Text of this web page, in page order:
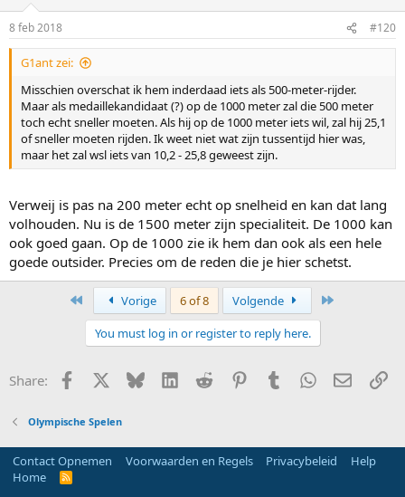
n
s
:
8 feb 2018 #120
G1ant zei:
Misschien overschat ik hem inderdaad iets als 500-meter-rijder.
Maar als medaillekandidaat (?) op de 1000 meter zal die 500 meter
toch echt sneller moeten. Als hij op de 1000 meter iets wil, zal hij 25,1
of sneller moeten rijden. Ik weet niet wat zijn tussentijd hier was,
maar het zal wsl iets van 10,2 - 25,8 geweest zijn.
Verweij is pas na 200 meter echt op snelheid en kan dat lang
volhouden. Nu is de 1500 meter zijn specialiteit. De 1000 kan
ook goed gaan. Op de 1000 zie ik hem dan ook als een hele
goede outsider. Precies om de reden die je hier schetst.
Vorige 6 of 8 Volgende
You must log in or register to reply here.
Share: Facebook Bluesky LinkedInReddit PinterestTumblrWhatsApp
E-mail
Olympische Spelen
Contact Opnemen Voorwaarden en Regels Privacybeleid
Help
Home
R